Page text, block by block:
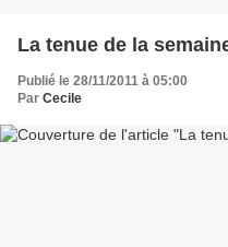
La tenue de la
Publié le 28/11/2011 à 05:00
Par Cecile